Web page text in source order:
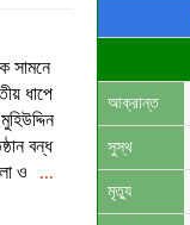
সামনে
ধাপে
বন্ধ
ও
...
আক্রান্ত
সুস্থ
মৃত্যু